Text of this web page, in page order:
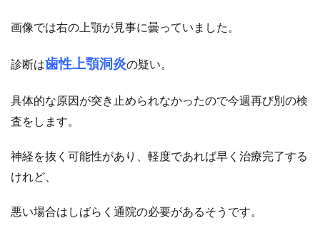
画像では右の上顎が見事に曇っていました。
診断は歯性上顎洞炎の疑い。
具体的な原因が突き止められなかったので今週再び別の検
査をします。
神経を抜く可能性があり、軽度であれば早く治療完了する
けれど、
悪い場合はしばらく通院の必要があるそうです。